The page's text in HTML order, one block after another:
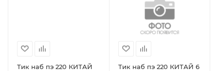
Тик наб пэ 220 КИТАЙ
Тик наб пэ 220 КИТАЙ 6